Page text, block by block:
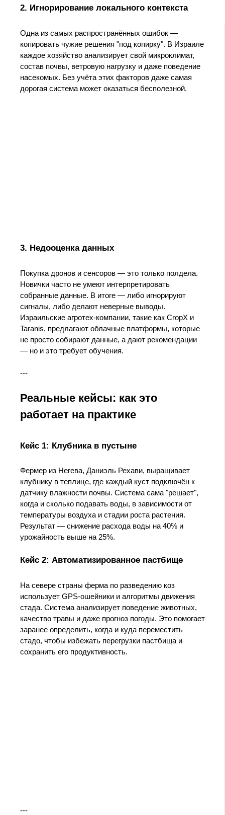
2. Игнорирование локального контекста
Одна из самых распространённых ошибок —
копировать чужие решения "под копирку". В Израиле
каждое хозяйство анализирует свой микроклимат,
состав почвы, ветровую нагрузку и даже поведение
насекомых. Без учёта этих факторов даже самая
дорогая система может оказаться бесполезной.
3. Недооценка данных
Покупка дронов и сенсоров — это только полдела.
Новички часто не умеют интерпретировать
собранные данные. В итоге — либо игнорируют
сигналы, либо делают неверные выводы.
Израильские агротех-компании, такие как CropX и
Taranis, предлагают облачные платформы, которые
не просто собирают данные, а дают рекомендации
— но и это требует обучения.
---
Реальные кейсы: как это
работает на практике
Кейс 1: Клубника в пустыне
Фермер из Негева, Даниэль Рехави, выращивает
клубнику в теплице, где каждый куст подключён к
датчику влажности почвы. Система сама "решает",
когда и сколько подавать воды, в зависимости от
температуры воздуха и стадии роста растения.
Результат — снижение расхода воды на 40% и
урожайность выше на 25%.
Кейс 2: Автоматизированное пастбище
На севере страны ферма по разведению коз
использует GPS-ошейники и алгоритмы движения
стада. Система анализирует поведение животных,
качество травы и даже прогноз погоды. Это помогает
заранее определить, когда и куда переместить
стадо, чтобы избежать перегрузки пастбища и
сохранить его продуктивность.
---